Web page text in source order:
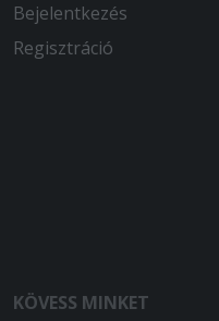
Bejelentkezés
Regisztráció
KÖVESS MINKET